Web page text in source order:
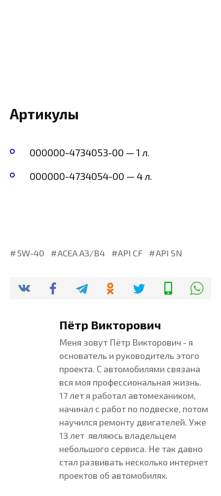
Артикулы
000000-4734053-00 — 1 л.
000000-4734054-00 — 4 л.
5W-40 ACEA A3/B4 API CF API SN
Пётр Викторович
Меня зовут Пётр Викторович - я
основатель и руководитель этого
проекта. С автомобилями связана
вся моя профессиональная жизнь.
17 лет я работал автомехаником,
начинал с работ по подвеске, потом
научился ремонту двигателей. Уже
13 лет являюсь владельцем
небольшого сервиса. Не так давно
стал развивать несколько интернет
проектов об автомобилях.